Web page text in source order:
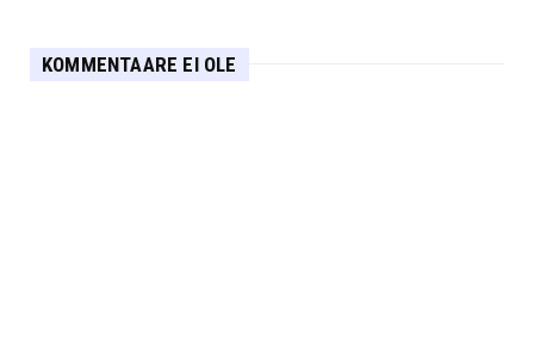
KOMMENTAARE EI OLE